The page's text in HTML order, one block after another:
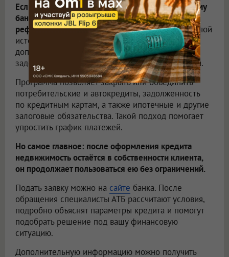
Если недвижимость уже передана в залог другому
банку, АТБ может рассмотреть её
рефинансирование.При положительной кредитной
истории клиент также может получить
дополнительную сумму сверх остатка
задолженности для решения собственных задач.
Программа позволяет закрыть или объединить
потребительские и автокредиты, задолженность
по кредитным картам, а также ипотечные и другие
залоговые обязательства. Такой подход помогает
упростить график платежей.
Но самое главное: после оформления кредита
недвижимость остаётся в собственности клиента,
он продолжает пользоваться ею без ограничений.
Подать заявку можно на сайте банка. После
обращения специалисты АТБ рассчитают условия,
подробно объяснят параметры кредита и помогут
подобрать решение под вашу финансовую
ситуацию.
Дополнительную информацию можно получить